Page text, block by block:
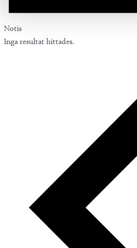
Notis
Inga resultat hittades.